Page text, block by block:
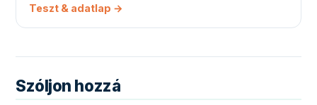
Teszt & adatlap →
Szóljon hozzá